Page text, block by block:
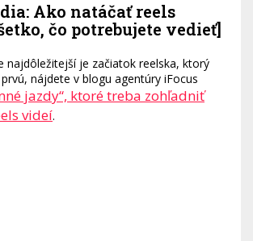
Ako natáčať reels
čo potrebujete vedieť]
najdôležitejší je začiatok reelska, ktorý
nájdete v blogu agentúry iFocus
jazdy“, ktoré treba zohľadniť
videí.